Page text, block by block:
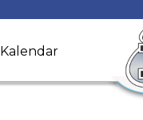
Kalendar